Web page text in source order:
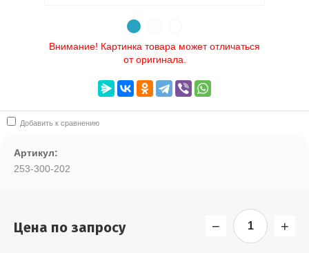
Внимание! Картинка товара может отличаться
от оригинала.
Добавить к сравнению
Артикул:
253-300-202
Цена по запросу − +
Новинка:
Выберите...
Результатов на странице:
Найти